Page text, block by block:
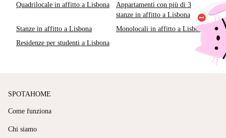
Quadrilocale in affitto a Lisbona
Appartamenti con più di 3
stanze in affitto a Lisbona
Stanze in affitto a Lisbona
Monolocali in affitto a Lisbona
Residenze per studenti a Lisbona
SPOTAHOME
Come funziona
Chi siamo